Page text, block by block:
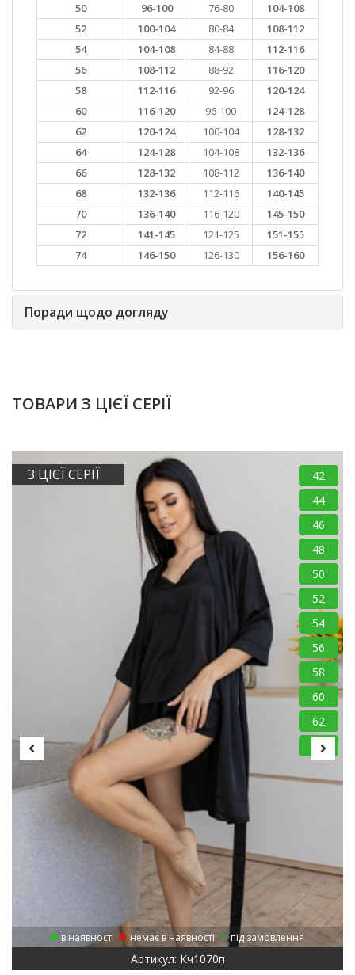
50
96-100 76-80
104-108
52
100-104 80-84
108-112
54
104-108 84-88
112-116
56
108-112 88-92
116-120
58
112-116 92-96
120-124
60
116-120 96-100
124-128
62
120-124 100-104
128-132
64
124-128 104-108
132-136
66
128-132 108-112
136-140
68
132-136 112-116
140-145
70
136-140 116-120
145-150
72
141-145 121-125
151-155
74
146-150 126-130 156-160
Поради щодо догляду
ТОВАРИ З ЦІЄЇ СЕРІЇ
З ЦІЄЇ СЕРІЇ
42
44
46
48
50
52
54
56
58
60
62
64
в наявності немає в наявності під замовлення
Артикул: Кч1070п